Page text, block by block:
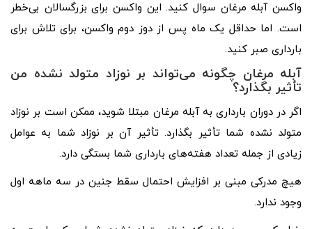
واکسن آبله مرغان سوال کنید. این واکسن برای بزرگسالان بی‌خطر
است. اما حداقل یک ماه پس از دوز دوم واکسن، برای تلاش برای
بارداری صبر کنید.
آبله مرغان چگونه می‌تواند بر نوزاد متولد نشده من
تأثیر بگذارد؟
اگر در دوران بارداری به آبله مرغان مبتلا شوید، ممکن است بر نوزاد
متولد نشده شما تأثیر بگذارد. تأثیر آن بر نوزاد شما به عوامل
زیادی از جمله تعداد هفته‌های بارداری شما بستگی دارد.
هیچ مدرکی مبنی بر افزایش احتمال سقط جنین در سه ماهه اول
وجود ندارد.